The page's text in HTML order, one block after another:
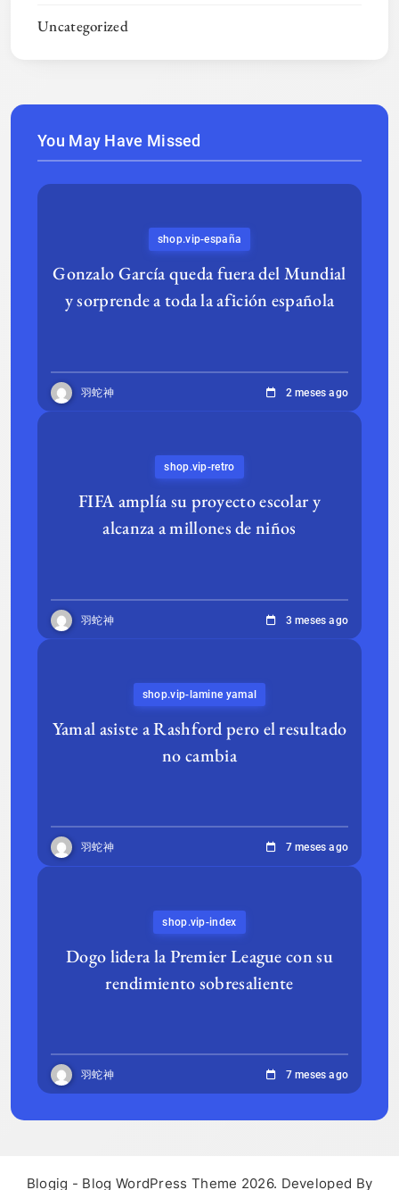
Uncategorized
You May Have Missed
shop.vip-españa
Gonzalo García queda fuera del Mundial
y sorprende a toda la afición española
羽蛇神 2 meses ago
shop.vip-retro
FIFA amplía su proyecto escolar y
alcanza a millones de niños
羽蛇神 3 meses ago
shop.vip-lamine yamal
Yamal asiste a Rashford pero el resultado
no cambia
羽蛇神 7 meses ago
shop.vip-index
Dogo lidera la Premier League con su
rendimiento sobresaliente
羽蛇神 7 meses ago
Blogig - Blog WordPress Theme 2026. Developed By